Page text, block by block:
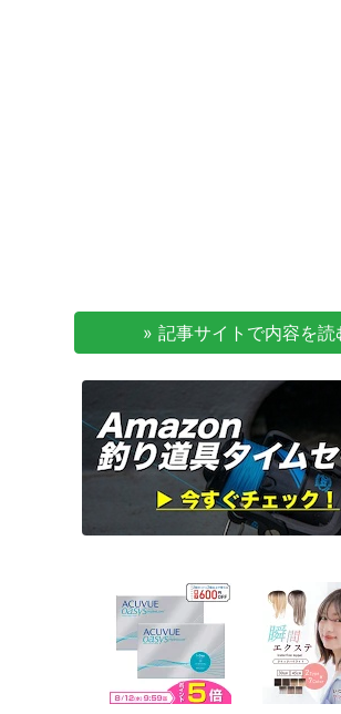
» 記事サイトで内容を読